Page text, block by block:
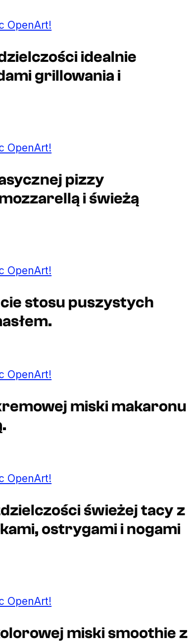
OpenArt!
idealnie
grillowania i
OpenArt!
pizzy
i świeżą
OpenArt!
stosu puszystych
OpenArt!
miski makaronu
OpenArt!
świeżej tacy z
ostrygami i nogami
OpenArt!
miski smoothie z